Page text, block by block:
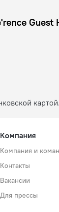
La Diffe'rence
Компания
Компания и
Контакты
Вакансии
Для прессы